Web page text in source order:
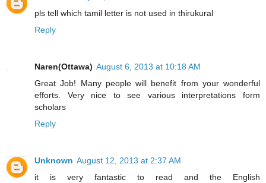
pls tell which tamil letter is not used in thirukural
Reply
Naren(Ottawa) August 6, 2013 at 10:18 AM
Great Job! Many people will benefit from your wonderful
efforts. Very nice to see various interpretations form
scholars
Reply
Unknown August 12, 2013 at 2:37 AM
it is very fantastic to read and the English